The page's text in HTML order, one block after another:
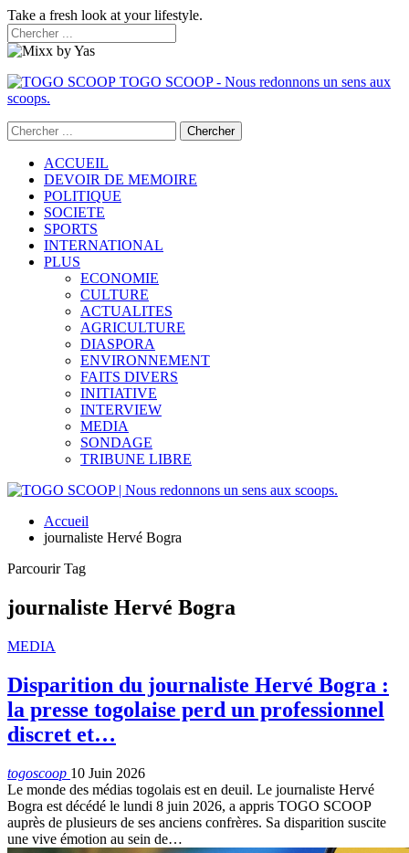
Take a fresh look at your lifestyle.
TOGO SCOOP - Nous redonnons un sens aux
scoops.
ACCUEIL
DEVOIR DE MEMOIRE
POLITIQUE
SOCIETE
SPORTS
INTERNATIONAL
PLUS
ECONOMIE
CULTURE
ACTUALITES
AGRICULTURE
DIASPORA
ENVIRONNEMENT
FAITS DIVERS
INITIATIVE
INTERVIEW
MEDIA
SONDAGE
TRIBUNE LIBRE
Accueil
journaliste Hervé Bogra
Parcourir Tag
journaliste Hervé Bogra
MEDIA
Disparition du journaliste Hervé Bogra :
la presse togolaise perd un professionnel
discret et…
togoscoop 10 Juin 2026
Le monde des médias togolais est en deuil. Le journaliste Hervé
Bogra est décédé le lundi 8 juin 2026, a appris TOGO SCOOP
auprès de plusieurs de ses anciens confrères. Sa disparition suscite
une vive émotion au sein de…